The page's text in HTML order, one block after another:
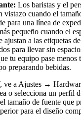
de TPV
de TPV para la
de TPV para
de TPV para citas
línea
Los baristas y el
vistazo cuando el
para una línea de
pequeño cuando el
ajustan a las etiquetas
para llevar sin
tu equipo pase menos
preparando bebidas.
ve a Ajustes →
o selecciona un perfil
tamaño de fuente que
para el diseño